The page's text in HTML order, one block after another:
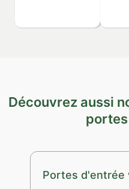
Découvrez aussi
Portes d'entrée